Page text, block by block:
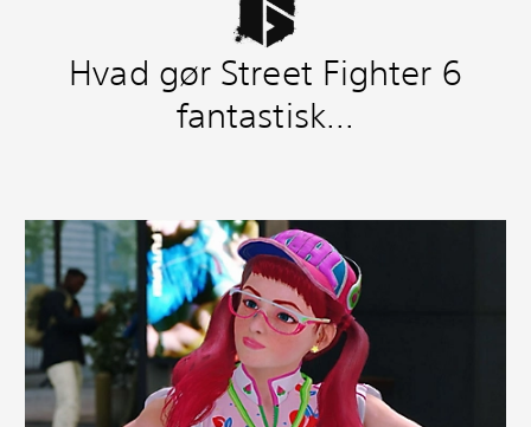
Hvad gør Street Fighter 6
fantastisk...